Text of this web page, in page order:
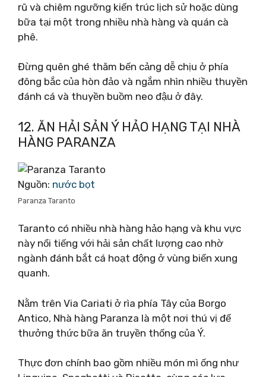
rũ và chiêm ngưỡng kiến ​​trúc lịch sử hoặc dùng
bữa tại một trong nhiều nhà hàng và quán cà
phê.
Đừng quên ghé thăm bến cảng dễ chịu ở phía
đông bắc của hòn đảo và ngắm nhìn nhiều thuyền
đánh cá và thuyền buồm neo đậu ở đây.
12. ĂN HẢI SẢN Ý HẢO HẠNG TẠI NHÀ
HÀNG PARANZA
Nguồn: nước bọt
Paranza Taranto
Taranto có nhiều nhà hàng hảo hạng và khu vực
này nổi tiếng với hải sản chất lượng cao nhờ
ngành đánh bắt cá hoạt động ở vùng biển xung
quanh.
Nằm trên Via Cariati ở rìa phía Tây của Borgo
Antico, Nhà hàng Paranza là một nơi thú vị để
thưởng thức bữa ăn truyền thống của Ý.
Thực đơn chính bao gồm nhiều món mì ống như